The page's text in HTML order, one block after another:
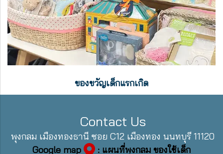
ของขวัญเด็กแรกเกิด
Contact Us
พุงกลม เมืองทองธานี ซอย C12 เมืองทอง นนทบุรี 11120
Google map
: แผนที่พุงกลม ของใช้เด็ก